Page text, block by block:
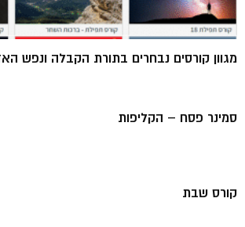
מגוון קורסים נבחרים בתורת הקבלה ונפש
סמינר פסח – הקליפות
קורס שבת